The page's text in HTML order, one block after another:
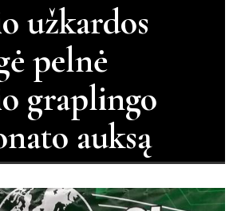
užkardos
pelnė
graplingo
auksą